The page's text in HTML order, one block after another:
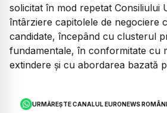
solicitat în mod repetat Consiliului
întârziere capitolele de negociere
candidate, începând cu clusterul
fundamentale, în conformitate cu
extindere și cu abordarea bazată
URMĂREȘTE CANALUL EURONEWS